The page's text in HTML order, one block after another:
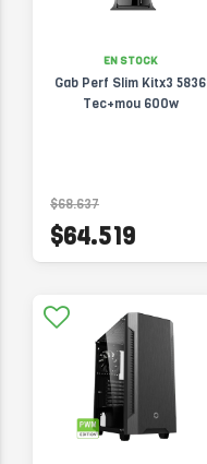
EN STOCK
Gab Perf Slim Kitx3 5836
Tec+mou 600w
$68.637
$64.519